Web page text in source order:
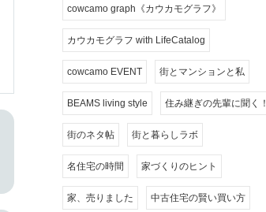
cowcamo graph《カウカモグラフ》
カウカモグラフ with LifeCatalog
cowcamo EVENT 街とマンションと私
BEAMS living style 住み継ぎの先輩に聞く！
街のネタ帖 街と暮らしラボ
名住宅の時間 家づくりのヒント
家、売りました 中古住宅の賢い買い方